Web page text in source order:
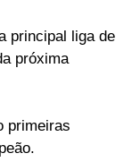
principal liga de
próxima
primeiras